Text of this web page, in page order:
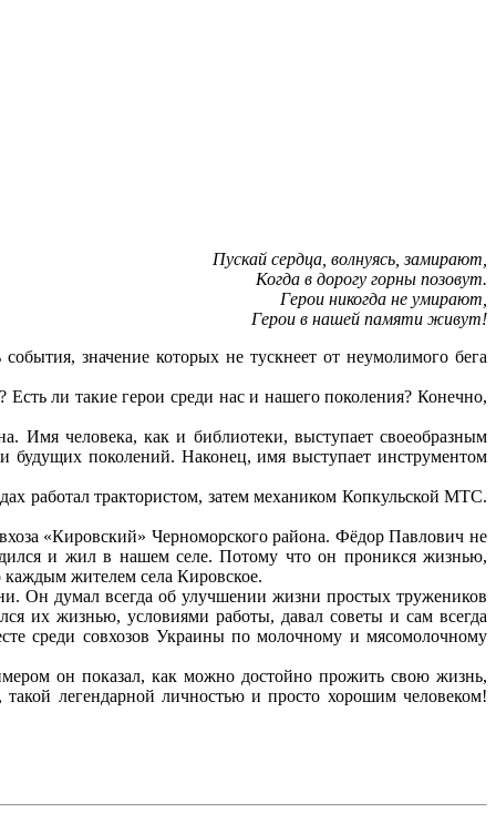
Пускай сердца, волнуясь, замирают,
Когда в дорогу горны позовут.
Герои никогда не умирают,
Герои в нашей памяти живут!
значение которых не тускнеет от неумолимого бега
ли такие герои среди нас и нашего поколения? Конечно,
Имя человека, как и библиотеки, выступает своеобразным
поколений. Наконец, имя выступает инструментом
работал трактористом, затем механиком Копкульской МТС.
«Кировский» Черноморского района. Фёдор Павлович не
и жил в нашем селе. Потому что он проникся жизнью,
каждым жителем села Кировское.
Он думал всегда об улучшении жизни простых тружеников
их жизнью, условиями работы, давал советы и сам всегда
среди совхозов Украины по молочному и мясомолочному
он показал, как можно достойно прожить свою жизнь,
легендарной личностью и просто хорошим человеком!